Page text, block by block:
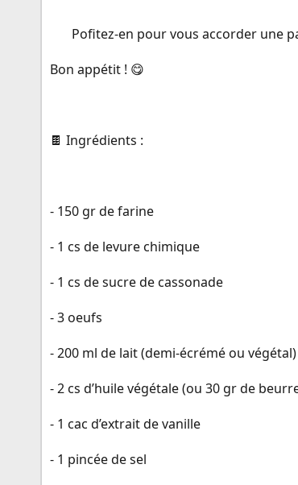
Pofitez-en pour vous accorder une
Bon appétit ! 😋
🍫 Ingrédients :
- 150 gr de farine
- 1 cs de levure chimique
- 1 cs de sucre de cassonade
- 3 oeufs
- 200 ml de lait (demi-écrémé ou végétal)
- 2 cs d’huile végétale (ou 30 gr de
- 1 cac d’extrait de vanille
- 1 pincée de sel